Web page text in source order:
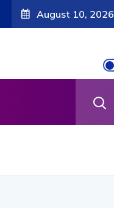
August 10, 2026